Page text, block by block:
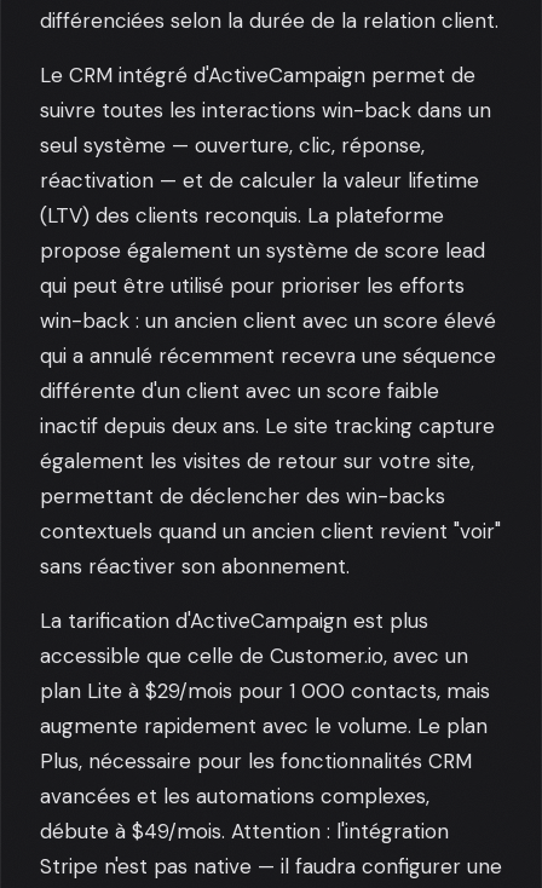
différenciées selon la durée de la relation client.
Le CRM intégré d'ActiveCampaign permet de
suivre toutes les interactions win-back dans un
seul système — ouverture, clic, réponse,
réactivation — et de calculer la valeur lifetime
(LTV) des clients reconquis. La plateforme
propose également un système de score lead
qui peut être utilisé pour prioriser les efforts
win-back : un ancien client avec un score élevé
qui a annulé récemment recevra une séquence
différente d'un client avec un score faible
inactif depuis deux ans. Le site tracking capture
également les visites de retour sur votre site,
permettant de déclencher des win-backs
contextuels quand un ancien client revient "voir"
sans réactiver son abonnement.
La tarification d'ActiveCampaign est plus
accessible que celle de Customer.io, avec un
plan Lite à $29/mois pour 1 000 contacts, mais
augmente rapidement avec le volume. Le plan
Plus, nécessaire pour les fonctionnalités CRM
avancées et les automations complexes,
débute à $49/mois. Attention : l'intégration
Stripe n'est pas native — il faudra configurer une